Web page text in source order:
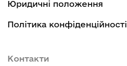
Юридичні положення
Політика конфіденційності
Контакти